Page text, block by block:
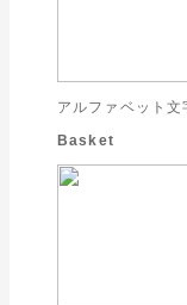
アルファベット文
Basket